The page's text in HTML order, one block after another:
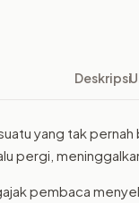
Deskripsi
yang tak
pergi,
pembaca